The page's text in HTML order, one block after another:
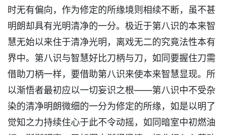
时无有偏向，作为修定的所缘境则相续不断，虽不甚
明朗却具有光明清净的一分。极近于第八识的本来智
慧无始以来住于清净光明，离戏无二的究竟法性本有
界中。第八识与智慧好比刀柄与刀，如同要握住刀需
借助刀柄一样，要借助第八识来使本来智慧显现。所
以渐悟者最初应以一切妄识之根——第八识中不受杂
染的清净明朗微细的一分为修定的所缘，如是以明了
觉知之力持续住心于此不令动摇，如同暗室中初燃油